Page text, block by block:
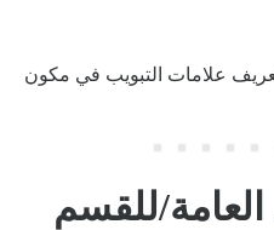
علامات التبويب في مكون